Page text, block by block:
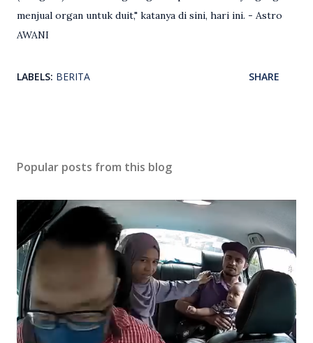
menjual organ untuk duit," katanya di sini, hari ini. - Astro
AWANI
LABELS: BERITA SHARE
Popular posts from this blog